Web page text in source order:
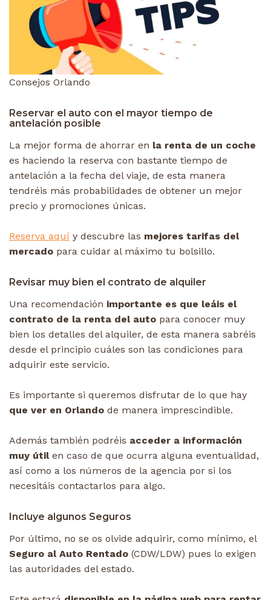
Consejos Orlando
Reservar el auto con el mayor tiempo de
antelación posible
La mejor forma de ahorrar en la renta de un coche
es haciendo la reserva con bastante tiempo de
antelación a la fecha del viaje, de esta manera
tendréis más probabilidades de obtener un mejor
precio y promociones únicas.
Reserva aquí y descubre las mejores tarifas del
mercado para cuidar al máximo tu bolsillo.
Revisar muy bien el contrato de alquiler
Una recomendación importante es que leáis el
contrato de la renta del auto para conocer muy
bien los detalles del alquiler, de esta manera sabréis
desde el principio cuáles son las condiciones para
adquirir este servicio.
Es importante si queremos disfrutar de lo que hay
que ver en Orlando de manera imprescindible.
Además también podréis acceder a información
muy útil en caso de que ocurra alguna eventualidad,
así como a los números de la agencia por si los
necesitáis contactarlos para algo.
Incluye algunos Seguros
Por último, no se os olvide adquirir, como mínimo, el
Seguro al Auto Rentado (CDW/LDW) pues lo exigen
las autoridades del estado.